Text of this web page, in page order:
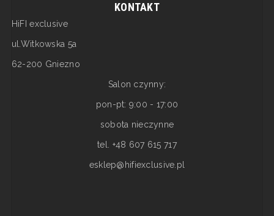
KONTAKT
HiFI exclusive
ul.Witkowska 5a
62-200 Gniezno
Salon czynny:
pon-pt: 9:00 - 17:00
sobota nieczynne
tel. +48 607 615 717
esklep@hifiexclusive.pl